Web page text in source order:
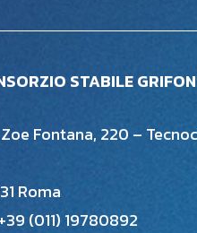
STABILE
Fontana, 220 –
Roma
(011) 19780892